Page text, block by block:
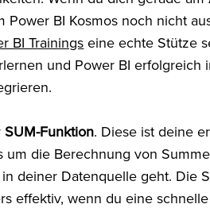
Power BI Kosmos noch nicht
BI Trainings eine echte Stütze
und Power BI erfolgreich
SUM-Funktion. Diese ist deine
um die Berechnung von
deiner Datenquelle geht. Die
effektiv, wenn du eine